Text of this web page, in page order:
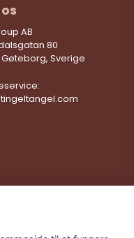
AB
80
Gøteborg, Sverige
kr